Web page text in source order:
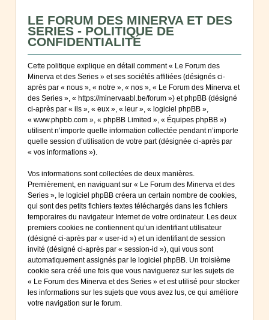
LE FORUM DES MINERVA ET DES
SERIES - POLITIQUE DE
CONFIDENTIALITÉ
Cette politique explique en détail comment « Le Forum des
Minerva et des Series » et ses sociétés affiliées (désignés ci-
après par « nous », « notre », « nos », « Le Forum des Minerva et
des Series », « https://minervaabl.be/forum ») et phpBB (désigné
ci-après par « ils », « eux », « leur », « logiciel phpBB »,
« www.phpbb.com », « phpBB Limited », « Équipes phpBB »)
utilisent n’importe quelle information collectée pendant n’importe
quelle session d’utilisation de votre part (désignée ci-après par
« vos informations »).
Vos informations sont collectées de deux manières.
Premièrement, en naviguant sur « Le Forum des Minerva et des
Series », le logiciel phpBB créera un certain nombre de cookies,
qui sont des petits fichiers textes téléchargés dans les fichiers
temporaires du navigateur Internet de votre ordinateur. Les deux
premiers cookies ne contiennent qu’un identifiant utilisateur
(désigné ci-après par « user-id ») et un identifiant de session
invité (désigné ci-après par « session-id »), qui vous sont
automatiquement assignés par le logiciel phpBB. Un troisième
cookie sera créé une fois que vous naviguerez sur les sujets de
« Le Forum des Minerva et des Series » et est utilisé pour stocker
les informations sur les sujets que vous avez lus, ce qui améliore
votre navigation sur le forum.